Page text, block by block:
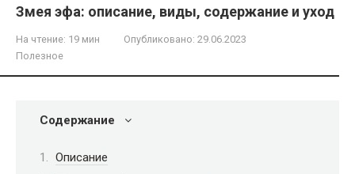
Змея эфа: описание, виды, содержание и уход
На чтение: 19 мин Опубликовано: 29.06.2023
Полезное
Содержание
Описание